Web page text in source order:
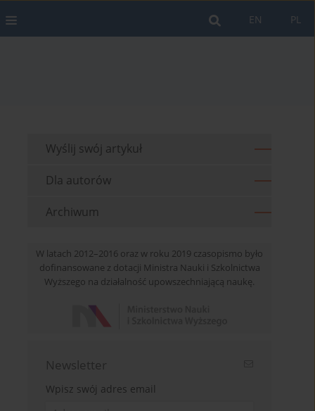
PL
EN
Wyślij swój artykuł
Dla autorów
Archiwum
W latach 2012–2016 oraz w roku 2019 czasopismo było
dofinansowane z dotacji Ministra Nauki i Szkolnictwa
Wyższego na działalność upowszechniającą naukę.
Newsletter
Wpisz swój adres email